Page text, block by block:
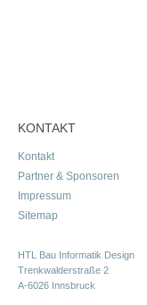
KONTAKT
Kontakt
Partner & Sponsoren
Impressum
Sitemap
HTL Bau Informatik Design
Trenkwalderstraße 2
A-6026 Innsbruck